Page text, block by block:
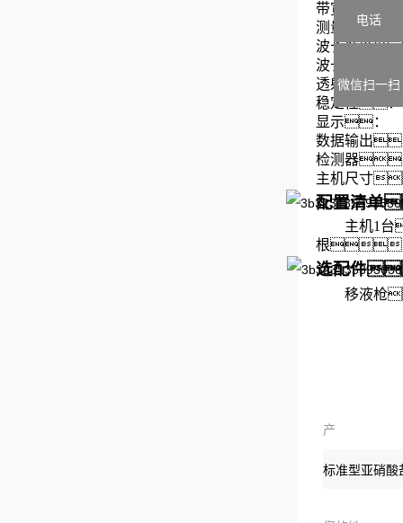
带宽
测量范围
波长准确
波长重复
透射比准确
稳定性
显示
数据输出
检测器
主机尺寸
配置清单
主机1
根，
选配件
移液枪
产
品：
电话
微信扫一扫